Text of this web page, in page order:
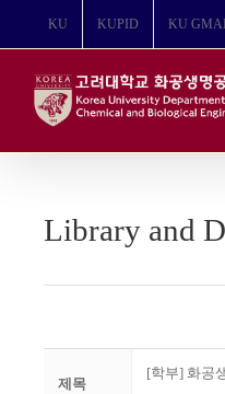
뛰
KU KUPID KU
Library and
제목
[학부] 화공